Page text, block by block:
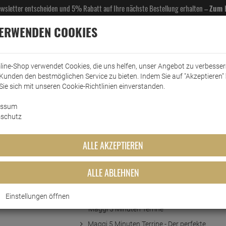
entscheiden und 5% Rabatt auf Ihre nächste Bestellung erhalten –Zum
& GASTROBEDARF DROGERIE KÜCHE & HAUSHALT KFZ
Spaghetti in Käse-Sahne-
Kurzbeschreibung
Maggi 5 Minuten Terrine
Maggi 5 Minuten Terrine - Der perfekte
COOKIES
Shop verwendet Cookies, die uns helfen, unser Angebot zu
den bestmöglichen Service zu bieten. Indem Sie auf "Akzeptieren"
sich mit unseren Cookie-Richtlinien einverstanden.
ALLE AKZEPTIEREN
ALLE ABLEHNEN
Einstellungen öffnen